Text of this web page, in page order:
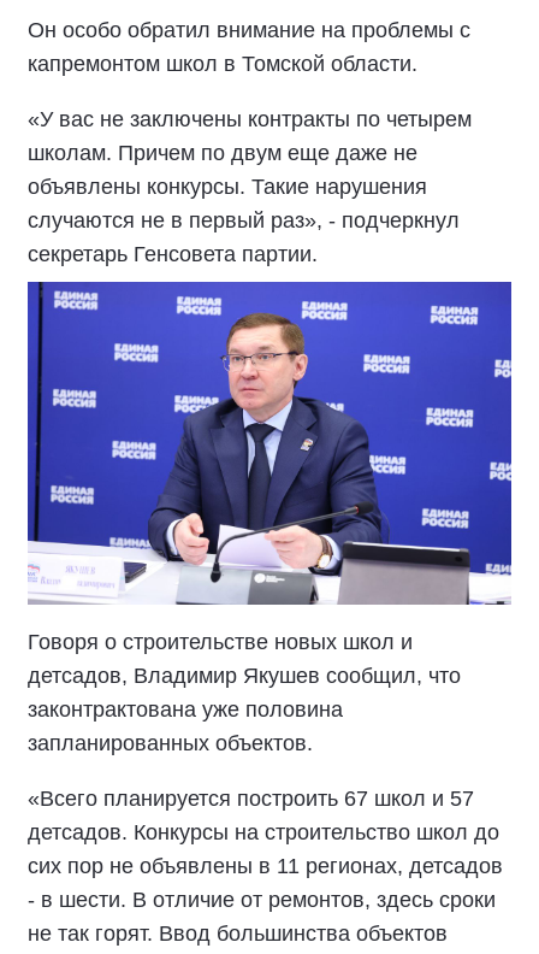
Он особо обратил внимание на проблемы с
капремонтом школ в Томской области.
«У вас не заключены контракты по четырем
школам. Причем по двум еще даже не
объявлены конкурсы. Такие нарушения
случаются не в первый раз», - подчеркнул
секретарь Генсовета партии.
Говоря о строительстве новых школ и
детсадов, Владимир Якушев сообщил, что
законтрактована уже половина
запланированных объектов.
«Всего планируется построить 67 школ и 57
детсадов. Конкурсы на строительство школ до
сих пор не объявлены в 11 регионах, детсадов
- в шести. В отличие от ремонтов, здесь сроки
не так горят. Ввод большинства объектов